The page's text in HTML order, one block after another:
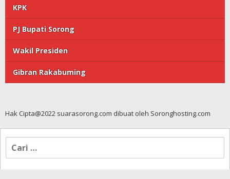
KPK
PJ Bupati Sorong
Wakil Presiden
Gibran Rakabuming
Hak Cipta@2022 suarasorong.com dibuat oleh Soronghosting.com
Cari
untuk: